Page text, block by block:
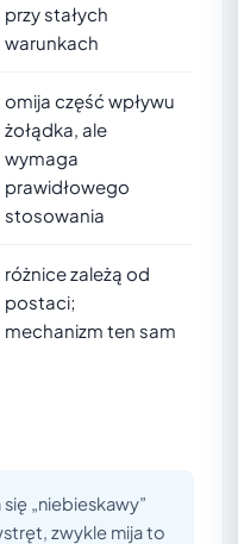
przy stałych
warunkach
omija część wpływu
żołądka, ale
wymaga
prawidłowego
stosowania
różnice zależą od
postaci;
mechanizm ten sam
„niebieskawy”
zwykle mija to